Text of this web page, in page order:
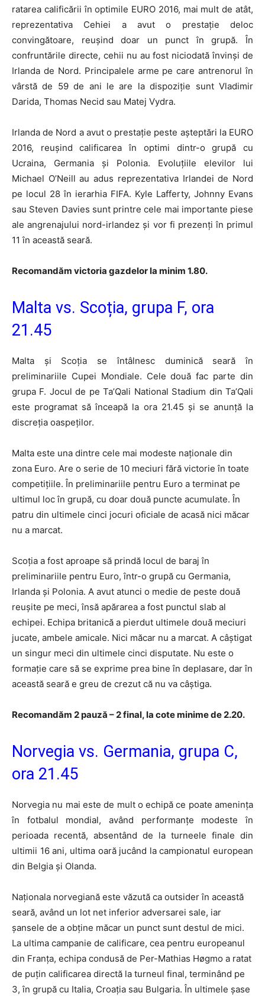
ratarea calificării în optimile EURO 2016, mai mult de atât,
reprezentativa Cehiei a avut o prestație deloc
convingătoare, reușind doar un punct în grupă. În
confruntările directe, cehii nu au fost niciodată învinși de
Irlanda de Nord. Principalele arme pe care antrenorul în
vârstă de 59 de ani le are la dispoziție sunt Vladimir
Darida, Thomas Necid sau Matej Vydra.
Irlanda de Nord a avut o prestație peste așteptări la EURO
2016, reușind calificarea în optimi dintr-o grupă cu
Ucraina, Germania și Polonia. Evoluțiile elevilor lui
Michael O’Neill au adus reprezentativa Irlandei de Nord
pe locul 28 în ierarhia FIFA. Kyle Lafferty, Johnny Evans
sau Steven Davies sunt printre cele mai importante piese
ale angrenajului nord-irlandez și vor fi prezenți în primul
11 în această seară.
Recomandăm victoria gazdelor la minim 1.80.
Malta vs. Scoția, grupa F, ora
21.45
Malta și Scoția se întâlnesc duminică seară în
preliminariile Cupei Mondiale. Cele două fac parte din
grupa F. Jocul de pe Ta’Qali National Stadium din Ta’Qali
este programat să înceapă la ora 21.45 și se anunță la
discreția oaspeților.
Malta este una dintre cele mai modeste naționale din
zona Euro. Are o serie de 10 meciuri fără victorie în toate
competițiile. În preliminariile pentru Euro a terminat pe
ultimul loc în grupă, cu doar două puncte acumulate. În
patru din ultimele cinci jocuri oficiale de acasă nici măcar
nu a marcat.
Scoția a fost aproape să prindă locul de baraj în
preliminariile pentru Euro, într-o grupă cu Germania,
Irlanda și Polonia. A avut atunci o medie de peste două
reușite pe meci, însă apărarea a fost punctul slab al
echipei. Echipa britanică a pierdut ultimele două meciuri
jucate, ambele amicale. Nici măcar nu a marcat. A câștigat
un singur meci din ultimele cinci disputate. Nu este o
formație care să se exprime prea bine în deplasare, dar în
această seară e greu de crezut că nu va câștiga.
Recomandăm 2 pauză – 2 final, la cote minime de 2.20.
Norvegia vs. Germania, grupa C,
ora 21.45
Norvegia nu mai este de mult o echipă ce poate amenința
în fotbalul mondial, având performanțe modeste în
perioada recentă, absentând de la turneele finale din
ultimii 16 ani, ultima oară jucând la campionatul european
din Belgia și Olanda.
Naționala norvegiană este văzută ca outsider în această
seară, având un lot net inferior adversarei sale, iar
șansele de a obține măcar un punct sunt destul de mici.
La ultima campanie de calificare, cea pentru europeanul
din Franța, echipa condusă de Per-Mathias Høgmo a ratat
de puțin calificarea directă la turneul final, terminând pe
3, în grupă cu Italia, Croația sau Bulgaria. În ultimele șase